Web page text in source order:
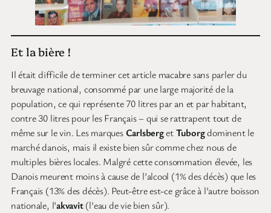
Et la bière !
Il était difficile de terminer cet article macabre sans parler du
breuvage national, consommé par une large majorité de la
population, ce qui représente 70 litres par an et par habitant,
contre 30 litres pour les Français – qui se rattrapent tout de
même sur le vin. Les marquesCarlsbergetTuborgdominent le
marché danois, mais il existe bien sûr comme chez nous de
multiples bières locales. Malgré cette consommation élevée, les
Danois meurent moins à cause de l’alcool (1% des décès) que les
Français (13% des décès). Peut-être est-ce grâce à l’autre boisson
nationale, l’akvavit(l’eau de vie bien sûr).